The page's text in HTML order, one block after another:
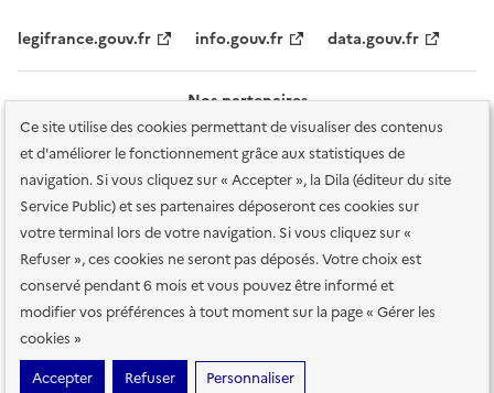
Ce site utilise des cookies permettant de visualiser des contenus
et d'améliorer le fonctionnement grâce aux statistiques de
navigation. Si vous cliquez sur « Accepter », la Dila (éditeur du site
Service Public) et ses partenaires déposeront ces cookies sur
votre terminal lors de votre navigation. Si vous cliquez sur «
Refuser », ces cookies ne seront pas déposés. Votre choix est
conservé pendant 6 mois et vous pouvez être informé et
modifier vos préférences à tout moment sur la page « Gérer les
cookies »
Accepter
Refuser Personnaliser
legifrance.gouv.fr info.gouv.fr data.gouv.fr
Nos partenaires
Plan du site Accessibilité : totalement conforme
Accessibilité des
services en ligne Mentions légales Données personnelles et sécurité
Conditions générales d'utilisation Gestion des cookies
Sauf mention contraire, tous les contenus de ce site sont sous